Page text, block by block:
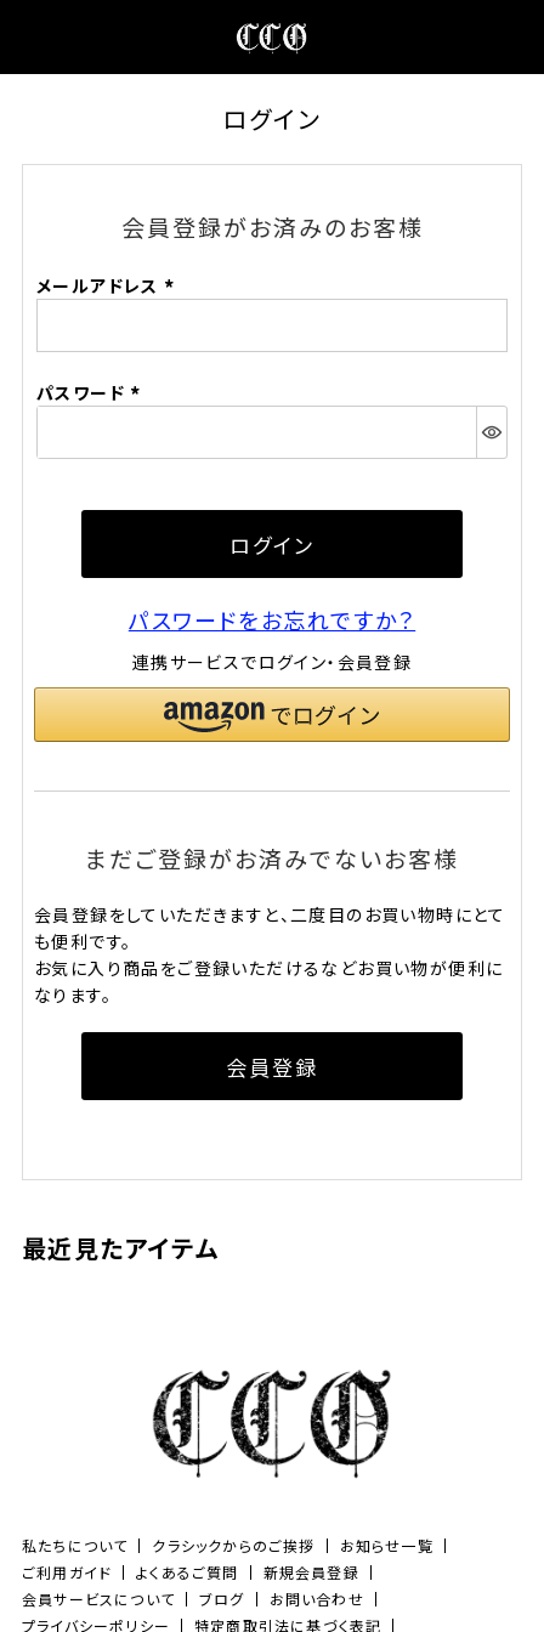
ログイン
会員登録がお済みのお客様
メールアドレス
パスワード
ログイン
パスワードをお忘れですか？
連携サービスでログイン・会員登録
まだご登録がお済みでないお客様
会員登録をしていただきますと、二度目のお買い物時にとて
も便利です。
お気に入り商品をご登録いただけるなどお買い物が便利に
なります。
会員登録
最近見たアイテム
私たちについて クラシックからのご挨拶
お知らせ一覧
ご利用ガイド
よくあるご質問
新規会員登録
会員サービスについて
ブログ
お問い合わせ
プライバシーポリシー
特定商取引法に基づく表記